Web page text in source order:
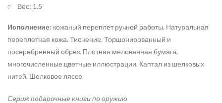
Вес: 1.5
Исполнение: кожаный переплет ручной работы. Натуральная
переплетная кожа. Тиснение. Торшонированный и
посеребрённый обрез. Плотная мелованная бумага,
многочисленные цветные иллюстрации. Каптал из шелковых
нитей. Шелковое ляссе.
Серия: подарочные книги по оружию